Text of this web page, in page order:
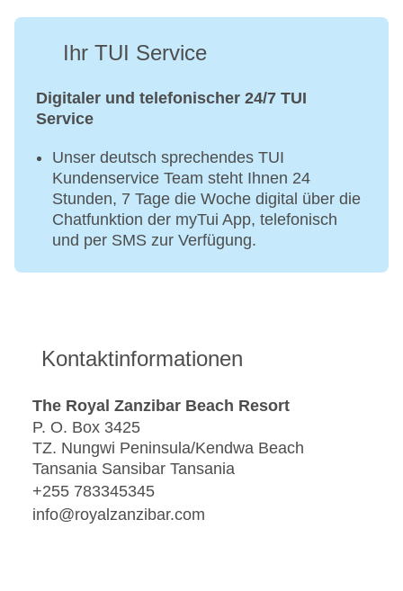
Ihr TUI Service
Digitaler und telefonischer 24/7 TUI
Service
Unser deutsch sprechendes TUI
Kundenservice Team steht Ihnen 24
Stunden, 7 Tage die Woche digital über die
Chatfunktion der myTui App, telefonisch
und per SMS zur Verfügung.
Kontaktinformationen
The Royal Zanzibar Beach Resort
P. O. Box 3425
TZ. Nungwi Peninsula/Kendwa Beach
Tansania Sansibar Tansania
+255 783345345
info@royalzanzibar.com